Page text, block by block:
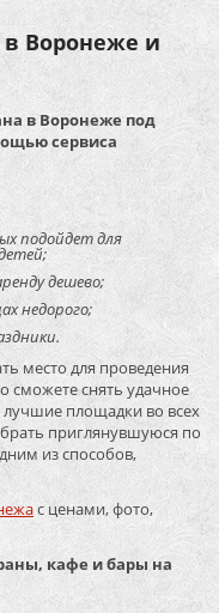
в Воронеже и
в Воронеже под
сервиса
подойдет для
дешево;
недорого;
место для проведения
сможете снять удачное
площадки во всех
приглянувшуюся по
из способов,
с ценами, фото,
кафе и бары на